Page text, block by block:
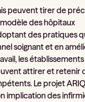
peuvent tirer de
des hôpitaux
des pratiques
soignant et en
les
attirer et retenir
Le projet
implication des